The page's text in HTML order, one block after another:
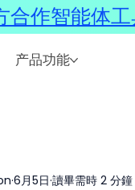
产品功能
6月5日 讀畢需時 2 分鐘
合作智能体